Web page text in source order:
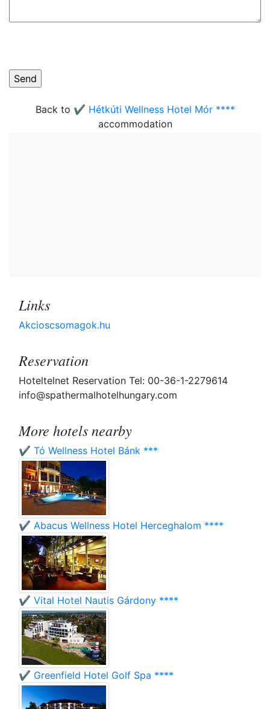
Back to ✔️ Hétkúti Wellness Hotel Mór ****
accommodation
Links
Akcioscsomagok.hu
Reservation
Hoteltelnet Reservation Tel: 00-36-1-2279614
info@spathermalhotelhungary.com
More hotels nearby
✔️ Tó Wellness Hotel Bánk ***
✔️ Abacus Wellness Hotel Herceghalom ****
✔️ Vital Hotel Nautis Gárdony ****
✔️ Greenfield Hotel Golf Spa ****